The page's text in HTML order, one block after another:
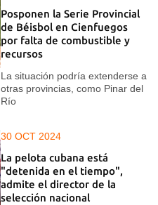
Posponen la Serie Provincial
de Béisbol en Cienfuegos
por falta de combustible y
recursos
La situación podría extenderse a
otras provincias, como Pinar del
Río
30 OCT 2024
La pelota cubana está
"detenida en el tiempo",
admite el director de la
selección nacional